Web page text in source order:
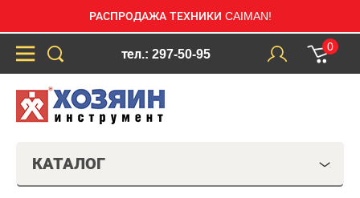
РАСПРОДАЖА ТЕХНИКИ CAIMAN!
тел.: 297-50-95
0
КАТАЛОГ